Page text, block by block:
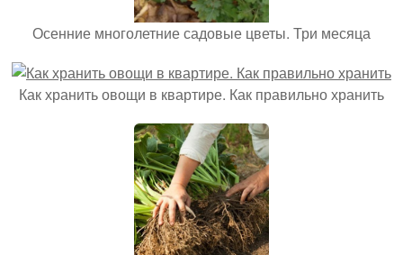
Осенние многолетние садовые цветы. Три месяца
Как хранить овощи в квартире. Как правильно хранить